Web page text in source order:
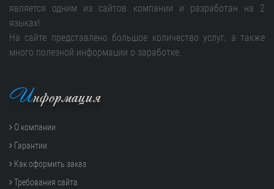
является одним из сайтов компании и разработан на 2
языках!
На сайте представлено большое количество услуг, а также
много полезной информации о заработке.
Информация
О компании
Гарантии
Как оформить заказ
Требования сайта